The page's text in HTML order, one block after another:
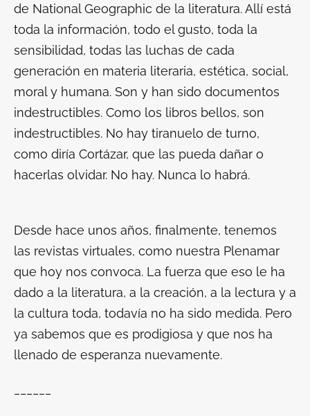
de National Geographic de la literatura. Allí está
toda la información, todo el gusto, toda la
sensibilidad, todas las luchas de cada
generación en materia literaria, estética, social,
moral y humana. Son y han sido documentos
indestructibles. Como los libros bellos, son
indestructibles. No hay tiranuelo de turno,
como diría Cortázar, que las pueda dañar o
hacerlas olvidar. No hay. Nunca lo habrá.
Desde hace unos años, finalmente, tenemos
las revistas virtuales, como nuestra Plenamar
que hoy nos convoca. La fuerza que eso le ha
dado a la literatura, a la creación, a la lectura y a
la cultura toda, todavía no ha sido medida. Pero
ya sabemos que es prodigiosa y que nos ha
llenado de esperanza nuevamente.